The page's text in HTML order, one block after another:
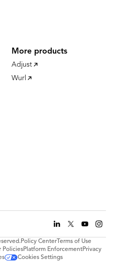
More products
Adjust
Wurl
Policy Center Terms of Use
PoliciesPlatform EnforcementPrivacy
Cookies Settings